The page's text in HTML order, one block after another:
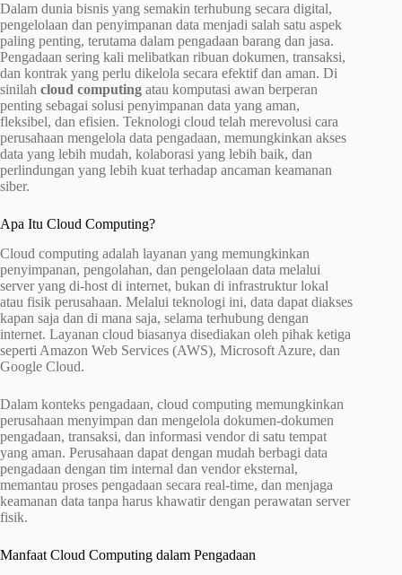
Dalam dunia bisnis yang semakin terhubung secara digital,
pengelolaan dan penyimpanan data menjadi salah satu aspek
paling penting, terutama dalam pengadaan barang dan jasa.
Pengadaan sering kali melibatkan ribuan dokumen, transaksi,
dan kontrak yang perlu dikelola secara efektif dan aman. Di
sinilah cloud computing atau komputasi awan berperan
penting sebagai solusi penyimpanan data yang aman,
fleksibel, dan efisien. Teknologi cloud telah merevolusi cara
perusahaan mengelola data pengadaan, memungkinkan akses
data yang lebih mudah, kolaborasi yang lebih baik, dan
perlindungan yang lebih kuat terhadap ancaman keamanan
siber.
Apa Itu Cloud Computing?
Cloud computing adalah layanan yang memungkinkan
penyimpanan, pengolahan, dan pengelolaan data melalui
server yang di-host di internet, bukan di infrastruktur lokal
atau fisik perusahaan. Melalui teknologi ini, data dapat diakses
kapan saja dan di mana saja, selama terhubung dengan
internet. Layanan cloud biasanya disediakan oleh pihak ketiga
seperti Amazon Web Services (AWS), Microsoft Azure, dan
Google Cloud.
Dalam konteks pengadaan, cloud computing memungkinkan
perusahaan menyimpan dan mengelola dokumen-dokumen
pengadaan, transaksi, dan informasi vendor di satu tempat
yang aman. Perusahaan dapat dengan mudah berbagi data
pengadaan dengan tim internal dan vendor eksternal,
memantau proses pengadaan secara real-time, dan menjaga
keamanan data tanpa harus khawatir dengan perawatan server
fisik.
Manfaat Cloud Computing dalam Pengadaan